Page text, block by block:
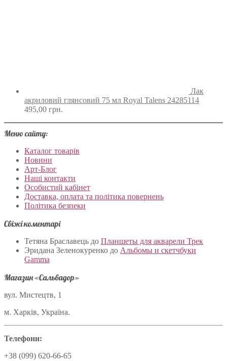
Лак
акриловий глянсовий 75 мл Royal Talens 24285114
495,00 грн.
Меню сайту:
Каталог товарів
Новини
Арт-Блог
Наші контакти
Особистий кабінет
Доставка, оплата та політика повернень
Політика безпеки
Свіжі коментарі
Тетяна Браславець до Планшеты для акварели Трек
Эридана Зеленокуренко до Альбомы и скетчбуки
Gamma
Магазин «Сальвадор»
вул. Мистецтв, 1
м. Харків, Україна.
Телефони:
+38 (099) 620-66-65